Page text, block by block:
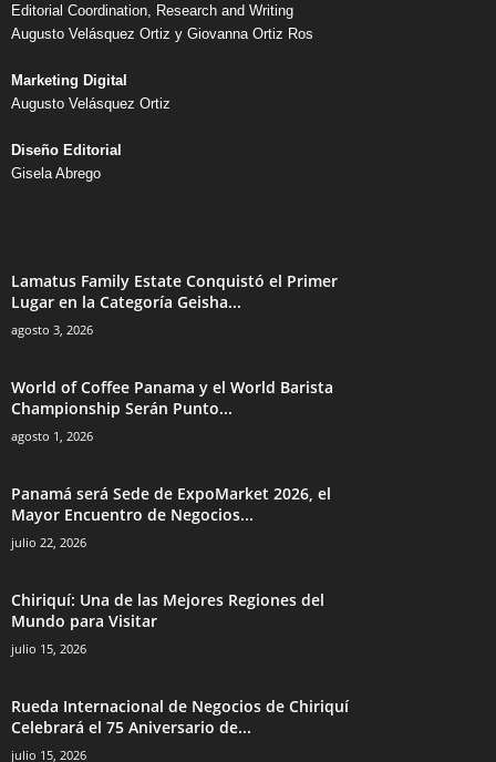
Editorial Coordination, Research and Writing
Augusto Velásquez Ortiz y Giovanna Ortiz Ros
Marketing Digital
Augusto Velásquez Ortiz
Diseño Editorial
Gisela Abrego
Lamatus Family Estate Conquistó el Primer
Lugar en la Categoría Geisha...
agosto 3, 2026
World of Coffee Panama y el World Barista
Championship Serán Punto...
agosto 1, 2026
Panamá será Sede de ExpoMarket 2026, el
Mayor Encuentro de Negocios...
julio 22, 2026
Chiriquí: Una de las Mejores Regiones del
Mundo para Visitar
julio 15, 2026
Rueda Internacional de Negocios de Chiriquí
Celebrará el 75 Aniversario de...
julio 15, 2026